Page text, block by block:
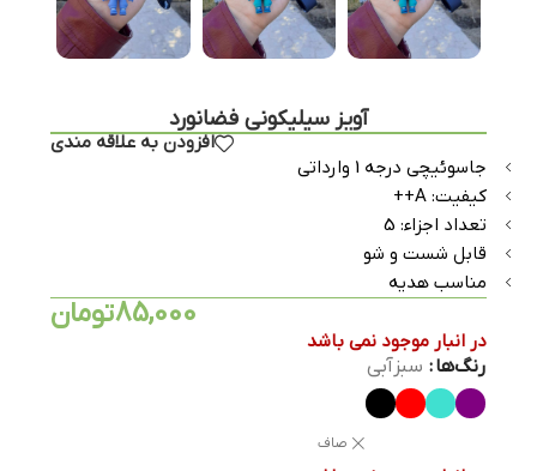
آویز سیلیکونی فضانورد
افزودن به علاقه مندی
جاسوئیچی درجه 1 وارداتی
کیفیت: A++
تعداد اجزاء: 5
قابل شست و شو
مناسب هدیه
85,000تومان
در انبار موجود نمی باشد
رنگ‌ها سبزآبی
صاف